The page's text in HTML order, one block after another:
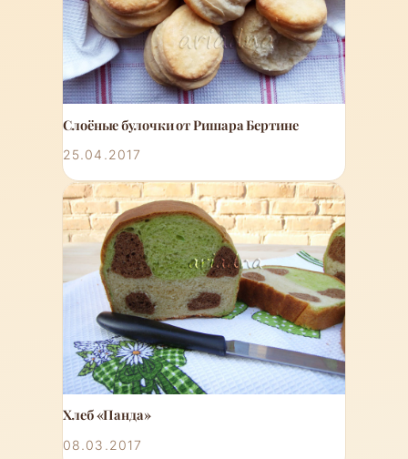
Слоёные булочки от Ришара Бертине
25.04.2017
Хлеб «Панда»
08.03.2017